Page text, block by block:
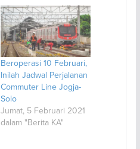
Beroperasi 10 Februari,
Inilah Jadwal Perjalanan
Commuter Line Jogja-
Solo
Jumat, 5 Februari 2021
dalam "Berita KA"